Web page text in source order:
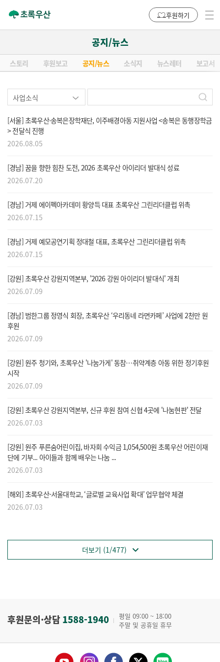
후원하기
공지/뉴스
스토리 후원보고 공지/뉴스 소식지 뉴스레터 보고서
[서울] 초록우산·송복은장학재단, 이주배경아동 지원사업 <송복은 동행장학금
> 전달식 진행
2026.08.05
[경남] 꿈을 향한 힘찬 도전, 2026 초록우산 아이리더 발대식 성료
2026.07.20
[경남] 거제 에이펙아카데미 황양득 대표 초록우산 그린리더클럽 위촉
2026.07.15
[경남] 거제 예모공연기획 정대철 대표, 초록우산 그린리더클럽 위촉
2026.07.15
[강원] 초록우산 강원지역본부, '2026 강원 아이리더 발대식' 개최
2026.07.09
[경남] 범한그룹 정영식 회장, 초록우산 ‘우리동네 라면카페’ 사업에 2천만 원
후원
2026.07.09
[강원] 원주 청기와, 초록우산 '나눔가게' 동참…취약계층 아동 위한 정기후원
시작
2026.07.09
[강원] 초록우산 강원지역본부, 신규 후원 참여 신협 4곳에 '나눔현판' 전달
2026.07.03
[강원] 원주 푸른숨어린이집, 바자회 수익금 1,054,500원 초록우산 어린이재
단에 기부... 아이들과 함께 배우는 나눔 ...
2026.07.03
[해외] 초록우산-서울대학교, ‘글로벌 교육사업 확대’ 업무협약 체결
2026.07.03
더보기 (1/477)
후원문의·상담1588-1940
평일 09:00 ~ 18:00
주말 및 공휴일 휴무